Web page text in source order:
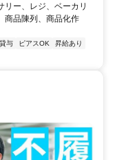
リー、レジ、ベーカリ
商品陳列、商品化作
与 ピアスOK
昇給あり